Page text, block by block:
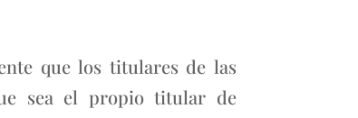
que los titulares de las
sea el propio titular de